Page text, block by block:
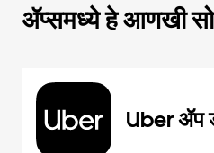
ॲप्समध्ये हे आणखी
Uber ॲप